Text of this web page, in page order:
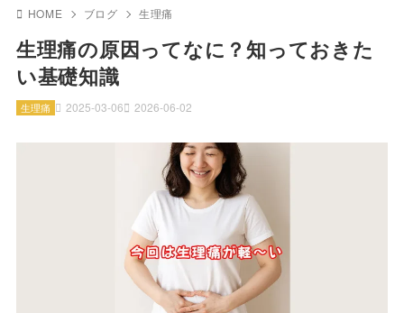
HOME ブログ 生理痛
生理痛の原因ってなに？知っておきた
い基礎知識
2025-03-06 2026-06-02
生理痛